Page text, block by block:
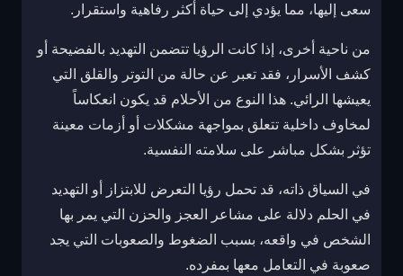
سعى إليها، مما يؤدي إلى حياة أكثر رفاهية واستقرار.
من ناحية أخرى، إذا كانت الرؤيا تتضمن التهديد بالفضيحة أو
كشف الأسرار، فقد تعبر عن حالة من التوتر والقلق التي
يعيشها الرائي. هذا النوع من الأحلام قد يكون انعكاساً
لمخاوف داخلية تتعلق بمواجهة مشكلات أو أزمات معينة
تؤثر بشكل مباشر على سلامته النفسية.
في السياق ذاته، قد تحمل رؤيا التعرض للابتزاز أو التهديد
في الحلم دلالة على مشاعر العجز والحزن التي يمر بها
الشخص في واقعه، بسبب الضغوط والصعوبات التي يجد
صعوبة في التعامل معها بمفرده.